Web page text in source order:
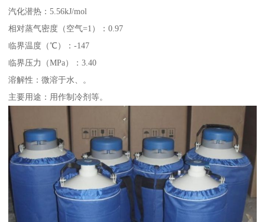
汽化潜热：5.56kJ/mol
相对蒸气密度（空气=1）：0.97
临界温度（℃）：-147
临界压力（MPa）：3.40
溶解性：微溶于水、。
主要用途：用作制冷剂等。